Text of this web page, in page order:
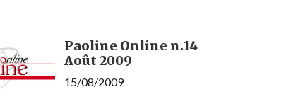
Paoline Online n.14
Août 2009
15/08/2009